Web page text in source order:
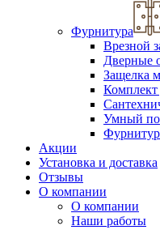
Фурнитура
Врезной
Дверные
Защелка
Комплект
Умный
Акции
Установка и доставка
Отзывы
О компании
О компании
Наши работы